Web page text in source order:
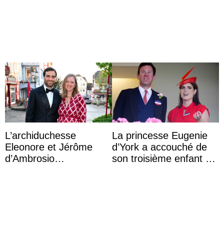
L’archiduchesse
Eleonore et Jérôme
d’Ambrosio
La princesse Eugenie
d’York a accouché de
son troisième enfant et